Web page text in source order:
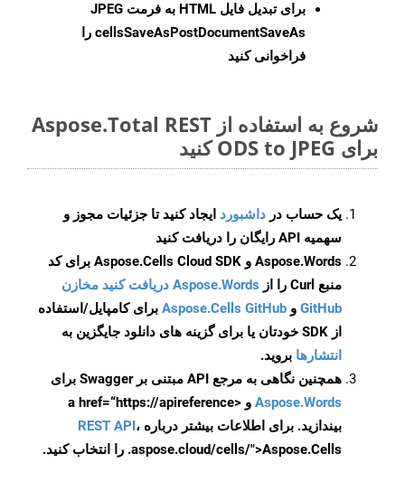
برای تبدیل فایل HTML به فرمت
JPEG
cellsSaveAsPostDocumentSaveAs را
فراخوانی کنید
شروع به استفاده از Aspose.Total REST
برای ODS to JPEG کنید
یک حساب در داشبورد ایجاد کنید تا جزئیات مجوز و
سهمیه API رایگان را دریافت کنید
Aspose.Words و Aspose.Cells Cloud SDK برای کد
منبع Curl را از
Aspose.Words دریافت کنید مخازن
GitHub و Aspose.Cells GitHub برای کامپایل/استفاده
از SDK خودتان یا برای گزینه های دانلود جایگزین به
انتشارها بروید.
همچنین نگاهی به مرجع API مبتنی بر Swagger برای
Aspose.Words
و <a href=“https://apireference
بیندازید. برای اطلاعات بیشتر درباره REST API،
.aspose.cloud/cells/">Aspose.Cells را انتخاب کنید.